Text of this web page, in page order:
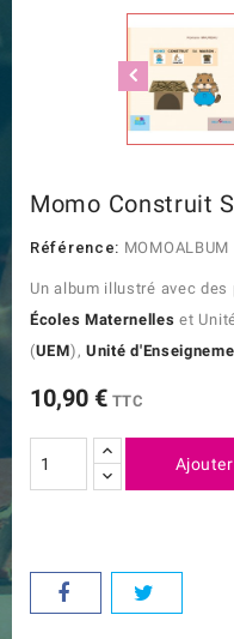
Momo Construit
Référence: MOMOALBUM
Un album illustré avec
Écoles Maternelles et
(UEM), Unité
10,90 € TTC